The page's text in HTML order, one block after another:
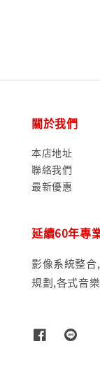
關於我們
本店地址
聯絡我們
最新優惠
延續60年專
影像系統整
規劃,各式音